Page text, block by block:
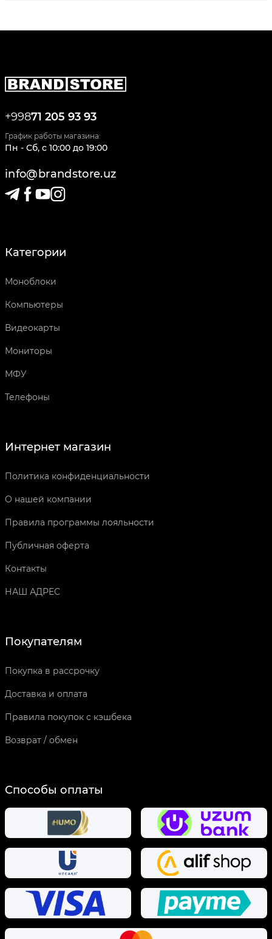
+99871 205 93 93
График работы магазина:
Пн - Сб, c 10:00 до 19:00
info@brandstore.uz
Категории
Моноблоки
Компьютеры
Видеокарты
Мониторы
МФУ
Телефоны
Интернет магазин
Политика конфиденциальности
О нашей компании
Правила программы лояльности
Публичная оферта
Контакты
НАШ АДРЕС
Покупателям
Покупка в рассрочку
Доставка и оплата
Правила покупок с кэшбека
Возврат / обмен
Способы оплаты